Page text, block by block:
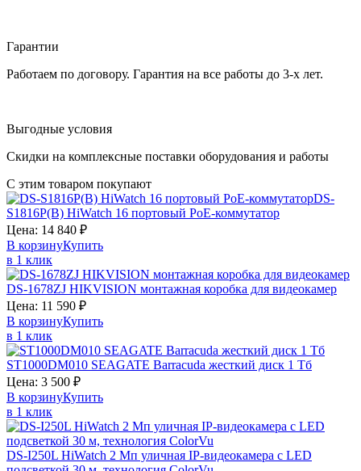
Гарантии
Работаем по договору. Гарантия на все работы до 3-х лет.
Выгодные условия
Скидки на комплексные поставки оборудования и работы
С этим товаром покупают
DS-
S1816P(B) HiWatch 16 портовый PoE-коммутатор
Цена: 14 840 ₽
В корзинуКупить
в 1 клик
DS-1678ZJ HIKVISION монтажная коробка для видеокамер
Цена: 11 590 ₽
В корзинуКупить
в 1 клик
ST1000DM010 SEAGATE Barracuda жесткий диск 1 Тб
Цена: 3 500 ₽
В корзинуКупить
в 1 клик
DS-I250L HiWatch 2 Мп уличная IP-видеокамера с LED